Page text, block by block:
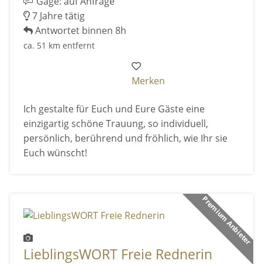
7 Jahre tätig
Antwortet binnen 8h
ca. 51 km entfernt
Merken
Ich gestalte für Euch und Eure Gäste eine
einzigartig schöne Trauung, so individuell,
persönlich, berührend und fröhlich, wie Ihr sie
Euch wünscht!
Premium Anbieter
LieblingsWORT Freie Rednerin